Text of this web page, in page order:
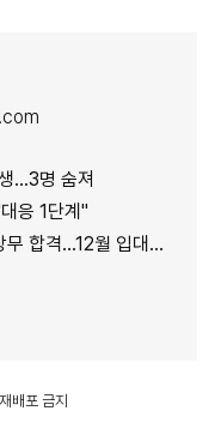
…3명 숨져
응 1단계"
입대해 2028년 6월 전역
배포 금지